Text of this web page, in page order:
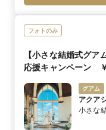
フォトのみ
【小さな結婚式グア
応援キャンペーン
グアム
アクア
小さな